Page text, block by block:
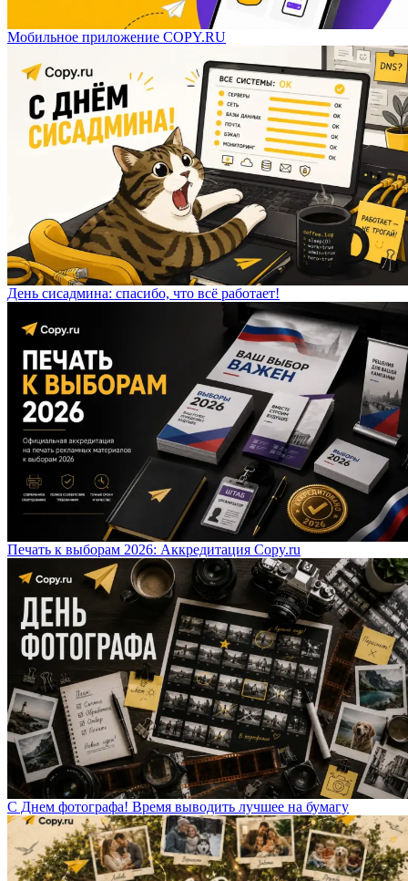
Мобильное приложение COPY.RU
День сисадмина: спасибо, что всё работает!
Печать к выборам 2026: Аккредитация Copy.ru
С Днем фотографа! Время выводить лучшее на бумагу